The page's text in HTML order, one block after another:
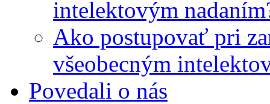
intelektovým
Ako postupovať pri
všeobecným
Povedali o nás